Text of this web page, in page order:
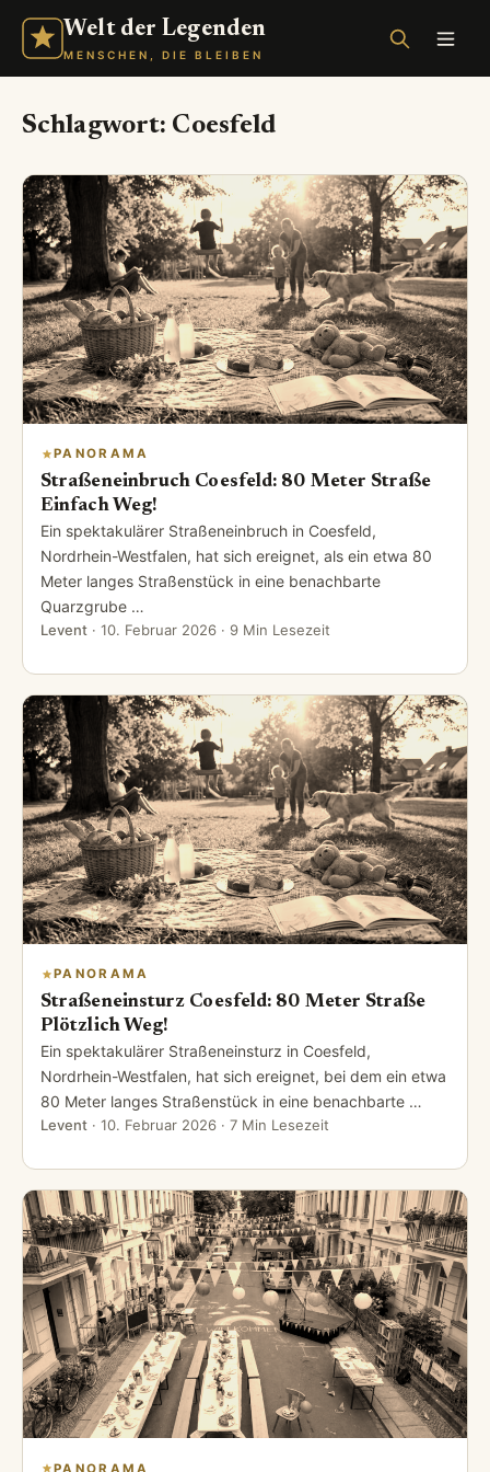
Welt der Legenden
MENSCHEN, DIE BLEIBEN
Schlagwort: Coesfeld
PANORAMA
Straßeneinbruch Coesfeld: 80 Meter Straße
Einfach Weg!
Ein spektakulärer Straßeneinbruch in Coesfeld,
Nordrhein-Westfalen, hat sich ereignet, als ein etwa 80
Meter langes Straßenstück in eine benachbarte
Quarzgrube …
Levent · 10. Februar 2026 · 9 Min Lesezeit
PANORAMA
Straßeneinsturz Coesfeld: 80 Meter Straße
Plötzlich Weg!
Ein spektakulärer Straßeneinsturz in Coesfeld,
Nordrhein-Westfalen, hat sich ereignet, bei dem ein etwa
80 Meter langes Straßenstück in eine benachbarte …
Levent · 10. Februar 2026 · 7 Min Lesezeit
PANORAMA